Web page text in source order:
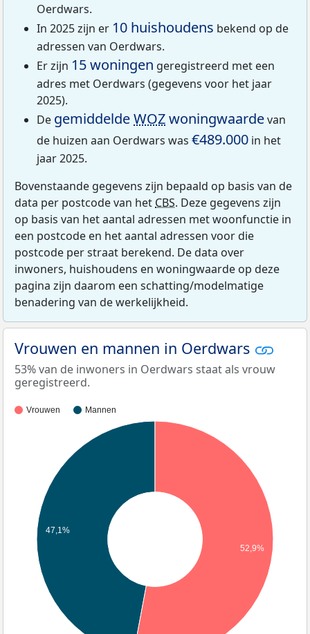
Oerdwars.
In 2025 zijn er 10 huishoudens bekend op de
adressen van Oerdwars.
Er zijn 15 woningen geregistreerd met een
adres met Oerdwars (gegevens voor het jaar
2025).
De gemiddeldeWOZwoningwaardevan
de huizen aan Oerdwars was €489.000 in het
jaar 2025.
Bovenstaande gegevens zijn bepaald op basis van de
data per postcode van het CBS. Deze gegevens zijn
op basis van het aantal adressen met woonfunctie in
een postcode en het aantal adressen voor die
postcode per straat berekend. De data over
inwoners, huishoudens en woningwaarde op deze
pagina zijn daarom een schatting/modelmatige
benadering van de werkelijkheid.
Vrouwen en mannen in Oerdwars
53% van de inwoners in Oerdwars staat als vrouw
geregistreerd.
Vrouwen Mannen
47,1%
52,9%